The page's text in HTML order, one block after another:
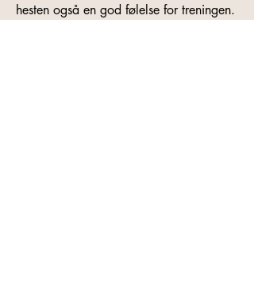
hesten også en god følelse for treningen.